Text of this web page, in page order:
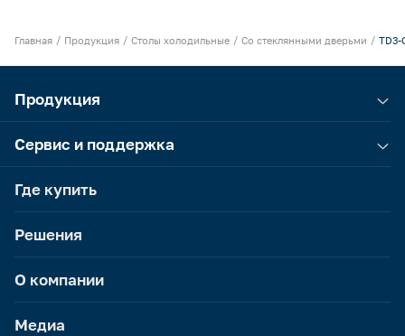
Главная Продукция Столы холодильные Со стеклянными дверьми TD3-
Продукция
Сервис и поддержка
Где купить
Решения
О компании
Медиа